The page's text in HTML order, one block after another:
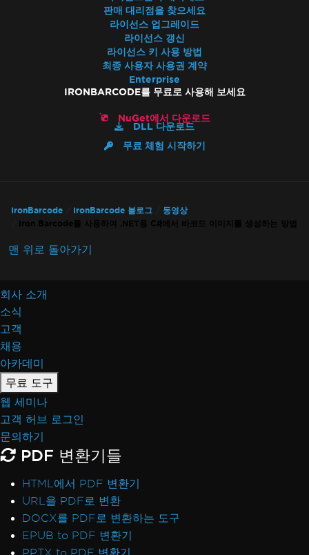
판매 대리점을 찾으세요
라이선스 업그레이드
라이선스 갱신
라이선스 키 사용 방법
최종 사용자 사용권 계약
Enterprise
IRONBARCODE를 무료로 사용해 보세요
NuGet에서 다운로드
DLL 다운로드
무료 체험 시작하기
IronBarcode IronBarcode 블로그
동영상
Iron Barcode를 사용하여 .NET용 C#에서 바코드 이미지를 생성하는 방법
맨 위로 돌아가기
회사 소개
소식
고객
채용
아카데미
무료 도구
웹 세미나
고객 허브 로그인
문의하기
PDF 변환기들
HTML에서 PDF 변환기
URL을 PDF로 변환
DOCX를 PDF로 변환하는 도구
EPUB to PDF 변환기
PPTX to PDF 변환기